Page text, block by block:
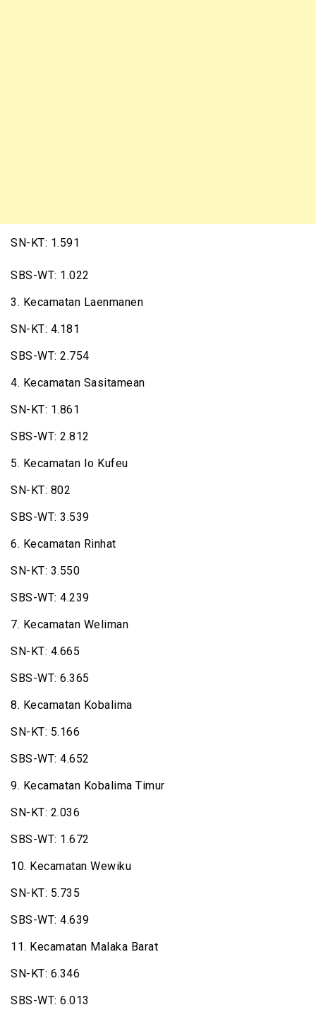
SN-KT: 1.591
SBS-WT: 1.022
3. Kecamatan Laenmanen
SN-KT: 4.181
SBS-WT: 2.754
4. Kecamatan Sasitamean
SN-KT: 1.861
SBS-WT: 2.812
5. Kecamatan Io Kufeu
SN-KT: 802
SBS-WT: 3.539
6. Kecamatan Rinhat
SN-KT: 3.550
SBS-WT: 4.239
7. Kecamatan Weliman
SN-KT: 4.665
SBS-WT: 6.365
8. Kecamatan Kobalima
SN-KT: 5.166
SBS-WT: 4.652
9. Kecamatan Kobalima Timur
SN-KT: 2.036
SBS-WT: 1.672
10. Kecamatan Wewiku
SN-KT: 5.735
SBS-WT: 4.639
11. Kecamatan Malaka Barat
SN-KT: 6.346
SBS-WT: 6.013